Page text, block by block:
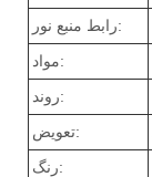
رابط منبع نور:
مواد:
روند:
تعویض:
رنگ: